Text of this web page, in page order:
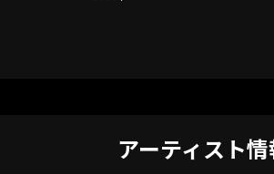
アーティスト情